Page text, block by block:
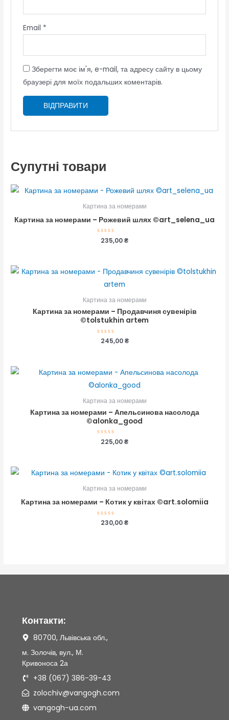
Email *
Зберегти моє ім'я, e-mail, та адресу сайту в цьому
браузері для моїх подальших коментарів.
Супутні товари
Картина за номерами
Картина за номерами – Рожевий шлях ©art_selena_ua
Оцінено
235,00₴
Картина за номерами
Картина за номерами – Продавчиня сувенірів
©tolstukhin artem
Оцінено
245,00₴
Картина за номерами
Картина за номерами – Апельсинова насолода
©alonka_good
Оцінено
225,00₴
Картина за номерами
Картина за номерами – Котик у квітах ©art.solomiia
Оцінено
230,00₴
Контакти:
80700, Львівська обл.,
м. Золочів, вул., М.
Кривоноса 2а
+38 (067) 386-39-43
zolochiv@vangogh.com
vangogh-ua.com